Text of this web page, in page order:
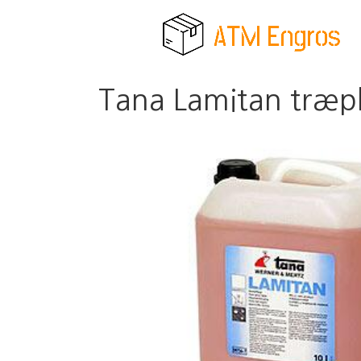
Tana Lamitan